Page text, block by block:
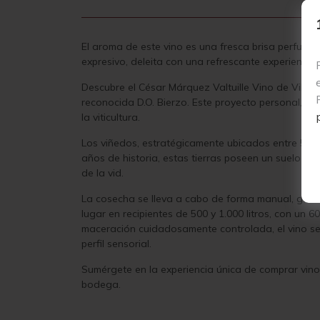
El aroma de este vino es una fresca brisa
expresivo, deleita con una refrescante experiencia
Descubre el César Márquez Valtuille Vino de
reconocida D.O. Bierzo. Este proyecto personal,
la viticultura.
Los viñedos, estratégicamente ubicados entre
años de historia, estas tierras poseen un suelo
de la vid.
La cosecha se lleva a cabo de forma manual,
lugar en recipientes de 500 y 1.000 litros, con un
maceración cuidadosamente controlada, el vino
perfil sensorial.
Sumérgete en la experiencia única de comprar
bodega.